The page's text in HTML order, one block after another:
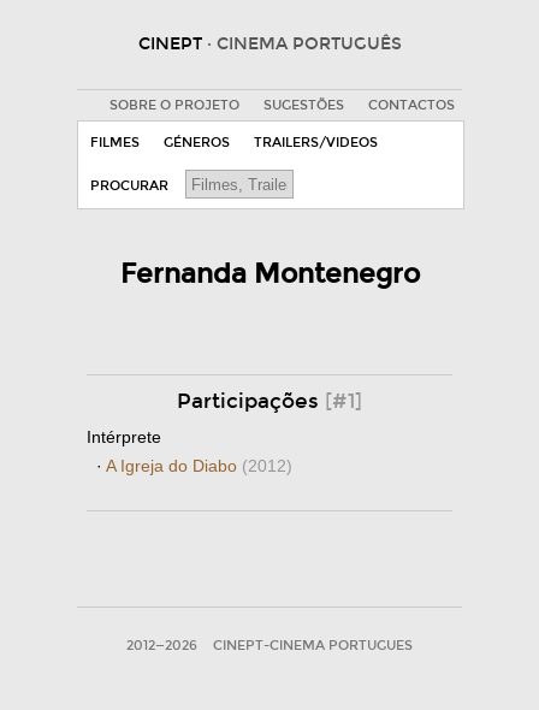
CINEPT · CINEMA PORTUGUÊS
SOBRE O PROJETO SUGESTÕES CONTACTOS
FILMES GÉNEROS TRAILERS/VIDEOS
PROCURAR
Fernanda Montenegro
Participações [#1]
Intérprete
· A Igreja do Diabo (2012)
2012—2026 CINEPT-CINEMA PORTUGUES